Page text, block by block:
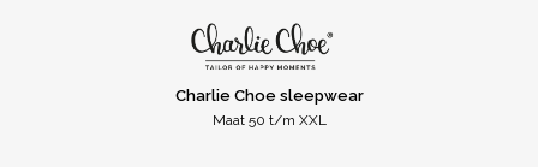
Charlie Choe sleepwear
Maat 50 t/m XXL